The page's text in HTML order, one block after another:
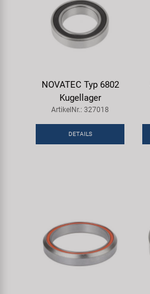
NOVATEC Typ 6802
Kugellager
ArtikelNr.: 327018
DETAILS